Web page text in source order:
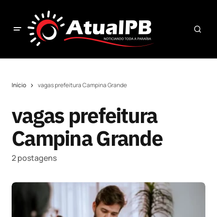
Início vagas prefeitura Campina Grande
vagas prefeitura
Campina Grande
2 postagens